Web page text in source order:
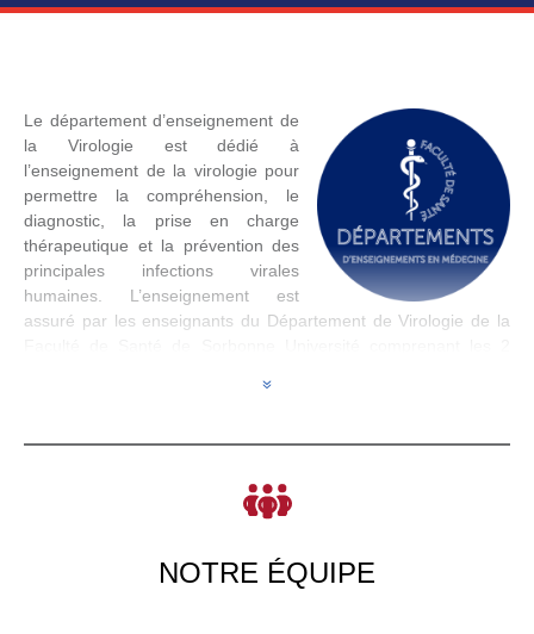
Le département d’enseignement de
la Virologie est dédié à
l’enseignement de la virologie pour
permettre la compréhension, le
diagnostic, la prise en charge
thérapeutique et la prévention des
principales infections virales
humaines. L’enseignement est
assuré par les enseignants du Département de Virologie de la
7
NOTRE ÉQUIPE